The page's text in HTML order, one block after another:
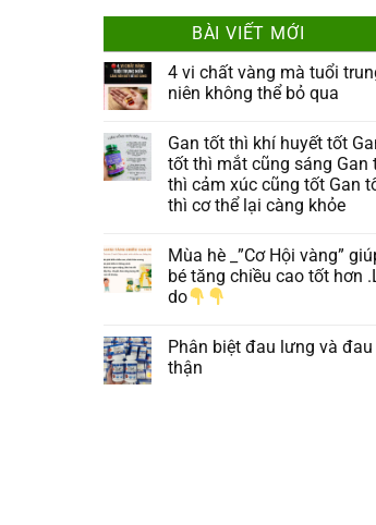
BÀI VIẾT MỚI
4 vi chất vàng mà tuổi
niên không thể bỏ qua
Gan tốt thì khí huyết tốt
tốt thì mắt cũng sáng Gan
thì cảm xúc cũng tốt Gan
thì cơ thể lại càng khỏe
Mùa hè _”Cơ Hội vàng”
bé tăng chiều cao tốt hơn
do
Phân biệt đau lưng và đau
thận